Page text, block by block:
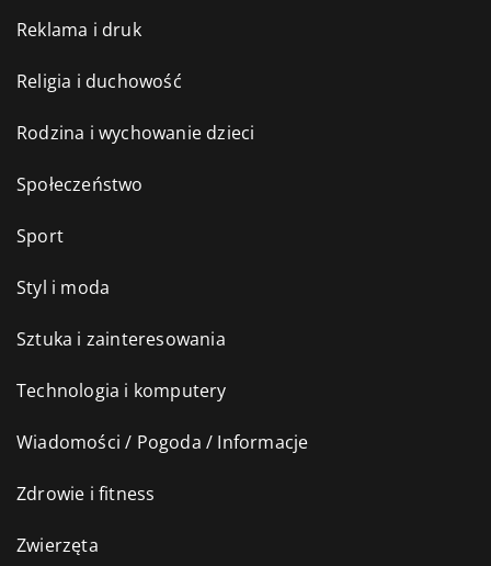
Reklama i druk
Religia i duchowość
Rodzina i wychowanie dzieci
Społeczeństwo
Sport
Styl i moda
Sztuka i zainteresowania
Technologia i komputery
Wiadomości / Pogoda / Informacje
Zdrowie i fitness
Zwierzęta